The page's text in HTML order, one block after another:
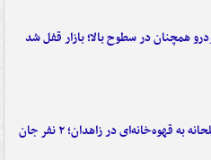
همچنان در سطوح بالا؛ بازار قفل شد
حمله مسلحانه به قهوه‌خانه‌ای در زاهدان؛ ۲ نفر جان